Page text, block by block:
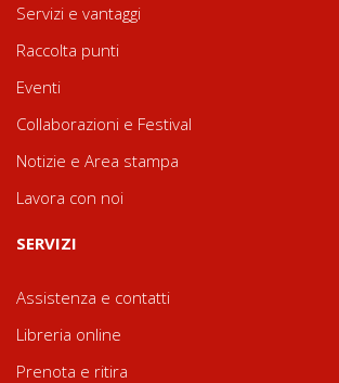
Servizi e vantaggi
Raccolta punti
Eventi
Collaborazioni e Festival
Notizie e Area stampa
Lavora con noi
SERVIZI
Assistenza e contatti
Libreria online
Prenota e ritira